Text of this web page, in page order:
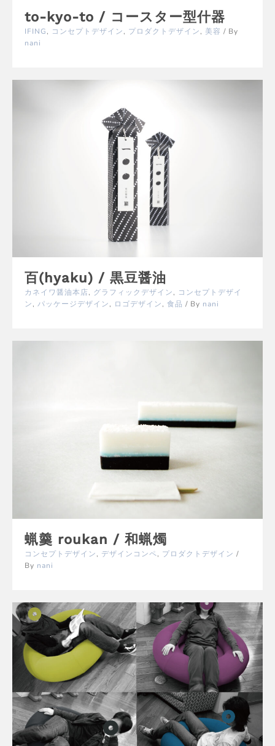
to-kyo-to / コースター型什器
IFING, コンセプトデザイン, プロダクトデザイン, 美容 / By
nani
百(hyaku) / 黒豆醤油
カネイワ醤油本店, グラフィックデザイン, コンセプトデザイ
ン, パッケージデザイン, ロゴデザイン, 食品 / By nani
蝋羹 roukan / 和蝋燭
コンセプトデザイン, デザインコンペ, プロダクトデザイン /
By nani